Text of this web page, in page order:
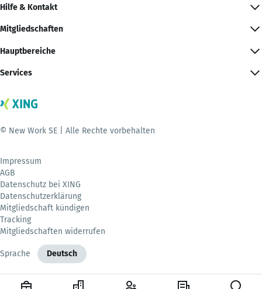
Hilfe & Kontakt
Mitgliedschaften
Hauptbereiche
Services
© New Work SE | Alle Rechte vorbehalten
Impressum
AGB
Datenschutz bei XING
Datenschutzerklärung
Mitgliedschaft kündigen
Tracking
Mitgliedschaften widerrufen
Sprache Deutsch